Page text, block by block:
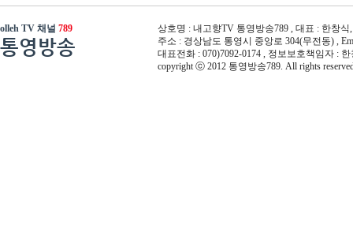
olleh TV 채널 789
통영방송
상호명 : 내고향TV 통영방송789 , 대표 : 한창식
주소 : 경상남도 통영시 중앙로 304(무전동) ,
대표전화 : 070)7092-0174 , 정보보호책임자 :
copyright ⓒ 2012 통영방송789. All rights